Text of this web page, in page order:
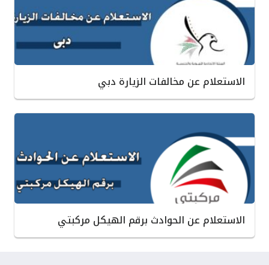
الاستعلام عن مخالفات الزيارة دبي
الاستعلام عن الحوادث برقم الهيكل مركبتي